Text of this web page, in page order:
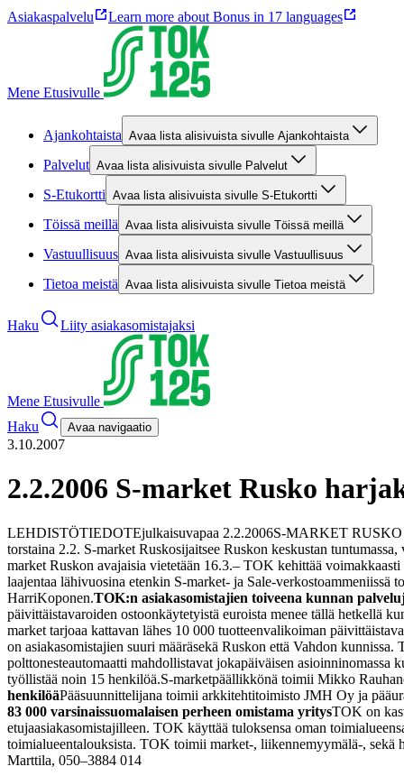
Asiakaspalvelu Learn more about Bonus in 17 languages
Mene Etusivulle
Ajankohtaista Avaa lista alisivuista sivulle Ajankohtaista
Palvelut Avaa lista alisivuista sivulle Palvelut
S-Etukortti Avaa lista alisivuista sivulle S-Etukortti
Töissä meillä Avaa lista alisivuista sivulle Töissä meillä
Vastuullisuus Avaa lista alisivuista sivulle Vastuullisuus
Tietoa meistä Avaa lista alisivuista sivulle Tietoa meistä
Haku Liity asiakasomistajaksi
Mene Etusivulle
Haku
Avaa navigaatio
3.10.2007
2.2.2006 S-market Rusko
LEHDISTÖTIEDOTEjulkaisuvapaa 2.2.2006S-MARKET
torstaina 2.2. S-market Ruskosijaitsee Ruskon keskustan
market Ruskon avajaisia vietetään 16.3.– TOK kehittää
laajentaa lähivuosina etenkin S-market- ja Sale-verkostoammeniissä
HarriKoponen.TOK:n asiakasomistajien toiveena kunnan
päivittäistavaroiden ostoonkäytetyistä euroista menee tällä hetkellä
market tarjoaa kattavan lähes 10 000 tuotteenvalikoiman
on asiakasomistajien suuri määräsekä Ruskon että Vahdon kunnissa.
polttonesteautomaatti mahdollistavat jokapäiväisen asioinninomassa
työllistää noin 15 henkilöä.S-marketpäällikkönä toimii Mikko
henkilöäPääsuunnittelijana toimii arkkitehtitoimisto JMH Oy ja
83 000 varsinaissuomalaisen perheen omistama yritysTOK on
etujaasiakasomistajilleen. TOK käyttää tuloksensa oman
toimialueentalouksista. TOK toimii market-, liikennemyymälä-, sekä
Marttila, 050–3884 014